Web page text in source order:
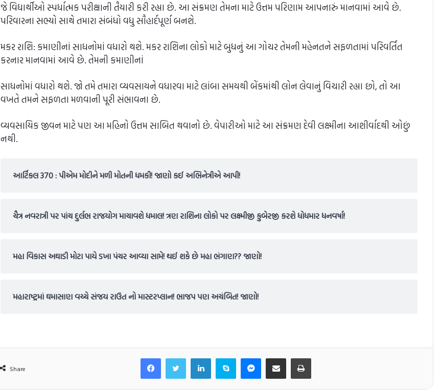
જે વિદ્યાર્થીઓ સ્પર્ધાત્મક પરીક્ષાની તૈયારી કરી રહ્યા છે. આ સંક્રમણ તેમના માટે ઉત્તમ પરિણામ આપનારું માનવામાં આવે છે.
પરિવારના સભ્યો સાથે તમારા સંબંધો વધુ સૌહાર્દપૂર્ણ બનશે.
મકર રાશિ: કમાણીનાં સાધનોમાં વધારો થશે. મકર રાશિના લોકો માટે બુધનું આ ગોચર તેમની મહેનતને સફળતામાં પરિવર્તિત
કરનાર માનવામાં આવે છે. તેમની કમાણીનાં
સાધનોમાં વધારો થશે. જો તમે તમારા વ્યવસાયને વધારવા માટે લાંબા સમયથી બેંકમાંથી લોન લેવાનું વિચારી રહ્યા છો, તો આ
વખતે તમને સફળતા મળવાની પૂરી સંભાવના છે.
વ્યવસાયિક જીવન માટે પણ આ મહિનો ઉત્તમ સાબિત થવાનો છે. વેપારીઓ માટે આ સંક્રમણ દેવી લક્ષ્મીના આશીર્વાદથી ઓછું
નથી.
આર્ટિકલ 370 : પીએમ મોદીને મળી મોતની ધમકી! જાણો કઈ અભિનેત્રીએ આપી!
ચૈત્ર નવરાત્રી પર પાંચ દુર્લભ રાજયોગ માચાવશે ધમાલ! ત્રણ રાશિના લોકો પર લક્ષ્મીજી કુબેરજી કરશે ધોધમાર ધનવર્ષા!
મહા વિકાસ અઘાડી મોટા પાયે ડખા પંચર આવ્યા સામે! થઈ શકે છે મહા ભંગાણ?? જાણો!
મહારાષ્ટ્રમાં ઘમાસાણ વચ્ચે સંજય રાઉત નો માસ્ટરપ્લાન! ભાજપ પણ અચંબિત! જાણો!
Share
Facebook
TwitterLinkedInSkypeMessenger
Share via EmailPrint